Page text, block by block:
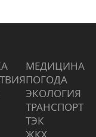
МЕДИЦИНА
ПОГОДА
ЭКОЛОГИЯ
ТРАНСПОРТ
ТЭК
ЖКХ